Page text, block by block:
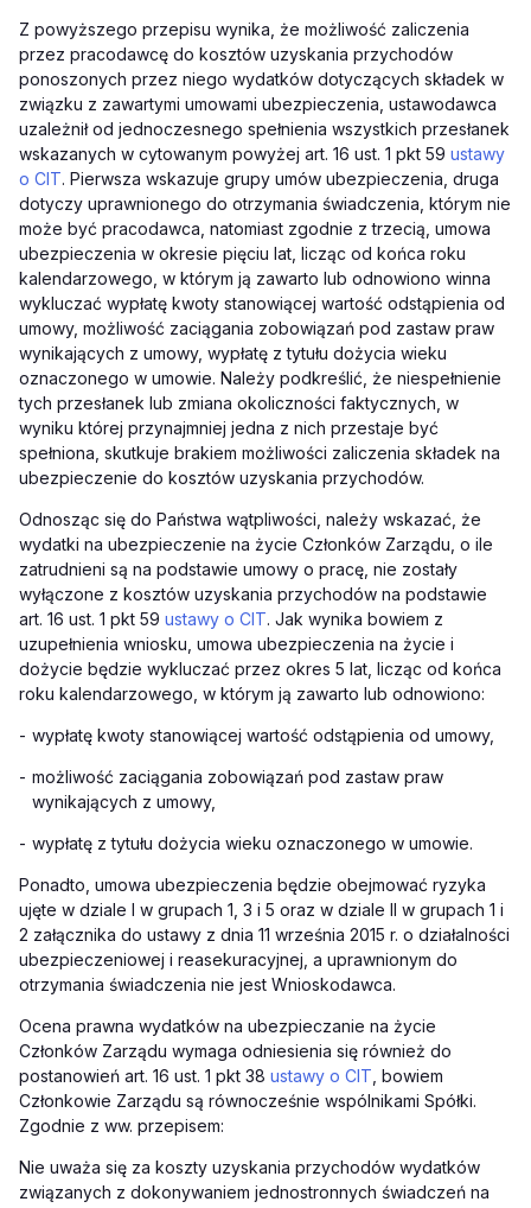
Z powyższego przepisu wynika, że możliwość zaliczenia
przez pracodawcę do kosztów uzyskania przychodów
ponoszonych przez niego wydatków dotyczących składek w
związku z zawartymi umowami ubezpieczenia, ustawodawca
uzależnił od jednoczesnego spełnienia wszystkich przesłanek
wskazanych w cytowanym powyżej art. 16 ust. 1 pkt 59 ustawy
o CIT. Pierwsza wskazuje grupy umów ubezpieczenia, druga
dotyczy uprawnionego do otrzymania świadczenia, którym nie
może być pracodawca, natomiast zgodnie z trzecią, umowa
ubezpieczenia w okresie pięciu lat, licząc od końca roku
kalendarzowego, w którym ją zawarto lub odnowiono winna
wykluczać wypłatę kwoty stanowiącej wartość odstąpienia od
umowy, możliwość zaciągania zobowiązań pod zastaw praw
wynikających z umowy, wypłatę z tytułu dożycia wieku
oznaczonego w umowie. Należy podkreślić, że niespełnienie
tych przesłanek lub zmiana okoliczności faktycznych, w
wyniku której przynajmniej jedna z nich przestaje być
spełniona, skutkuje brakiem możliwości zaliczenia składek na
ubezpieczenie do kosztów uzyskania przychodów.
Odnosząc się do Państwa wątpliwości, należy wskazać, że
wydatki na ubezpieczenie na życie Członków Zarządu, o ile
zatrudnieni są na podstawie umowy o pracę, nie zostały
wyłączone z kosztów uzyskania przychodów na podstawie
art. 16 ust. 1 pkt 59 ustawy o CIT. Jak wynika bowiem z
uzupełnienia wniosku, umowa ubezpieczenia na życie i
dożycie będzie wykluczać przez okres 5 lat, licząc od końca
roku kalendarzowego, w którym ją zawarto lub odnowiono:
- wypłatę kwoty stanowiącej wartość odstąpienia od umowy,
- możliwość zaciągania zobowiązań pod zastaw praw
wynikających z umowy,
- wypłatę z tytułu dożycia wieku oznaczonego w umowie.
Ponadto, umowa ubezpieczenia będzie obejmować ryzyka
ujęte w dziale I w grupach 1, 3 i 5 oraz w dziale II w grupach 1 i
2 załącznika do ustawy z dnia 11 września 2015 r. o działalności
ubezpieczeniowej i reasekuracyjnej, a uprawnionym do
otrzymania świadczenia nie jest Wnioskodawca.
Ocena prawna wydatków na ubezpieczanie na życie
Członków Zarządu wymaga odniesienia się również do
postanowień art. 16 ust. 1 pkt 38 ustawy o CIT , bowiem
Członkowie Zarządu są równocześnie wspólnikami Spółki.
Zgodnie z ww. przepisem:
Nie uważa się za koszty uzyskania przychodów wydatków
związanych z dokonywaniem jednostronnych świadczeń na